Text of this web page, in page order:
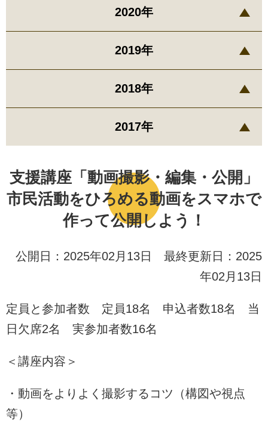
支援講座「動画撮影・編集・公開」
市民活動をひろめる動画をスマホで
作って公開しよう！
公開日：2025年02月13日 最終更新日：2025
年02月13日
定員と参加者数 定員18名 申込者数18名 当
日欠席2名 実参加者数16名
＜講座内容＞
・動画をよりよく撮影するコツ（構図や視点
等）
2020年
2019年
2018年
2017年